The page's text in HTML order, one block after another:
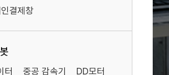
결제창
터 중공 감속기
DD모터